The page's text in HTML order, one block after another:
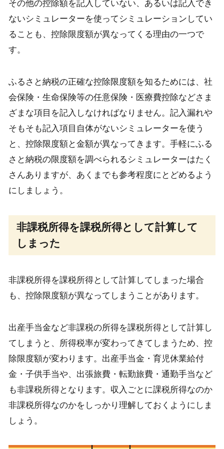
その他の控除額を記入していない、あるいは記入でき
ないシミュレーターを使ってシミュレーションしてい
ることも、控除限度額が異なってくる理由の一つで
す。
ふるさと納税の正確な控除限度額を知るためには、社
会保険・生命保険等の任意保険・医療費控除などさま
ざまな項目を記入しなければなりません。記入漏れや
そもそも記入項目自体がないシミュレーターを使う
と、控除限度額と金額が異なってきます。手軽にふる
さと納税の限度額を調べられるシミュレーターはたく
さんありますが、あくまでも参考程度にとどめるよう
にしましょう。
非課税所得を課税所得として計算して
しまった
非課税所得を課税所得として計算してしまった場合
も、控除限度額が異なってしまうことがあります。
出産手当金など非課税の所得を課税所得として計算し
てしまうと、所得税率が変わってきてしまうため、控
除限度額が変わります。出産手当金・育児休業給付
金・子供手当や、出張旅費・転勤旅費・通勤手当など
も非課税所得となります。収入ごとに課税所得なのか
非課税所得なのかをしっかり理解しておくようにしま
しょう。